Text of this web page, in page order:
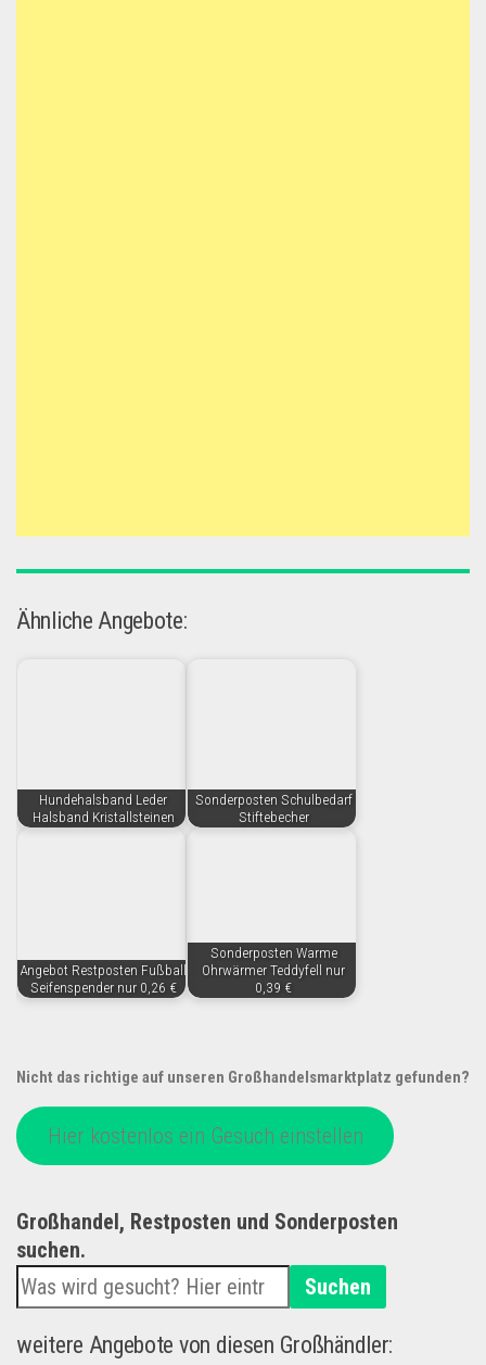
Ähnliche Angebote:
Hundehalsband Leder
Halsband Kristallsteinen
Sonderposten Schulbedarf
Stiftebecher
Angebot Restposten Fußball
Seifenspender nur 0,26 €
Sonderposten Warme
Ohrwärmer Teddyfell nur
0,39 €
Nicht das richtige auf unseren Großhandelsmarktplatz gefunden?
Hier kostenlos ein Gesuch einstellen
Großhandel, Restposten und Sonderposten
suchen.
Suchen
weitere Angebote von diesen Großhändler: